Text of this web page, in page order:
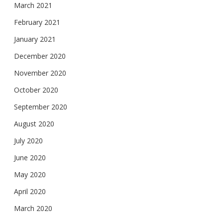
March 2021
February 2021
January 2021
December 2020
November 2020
October 2020
September 2020
August 2020
July 2020
June 2020
May 2020
April 2020
March 2020